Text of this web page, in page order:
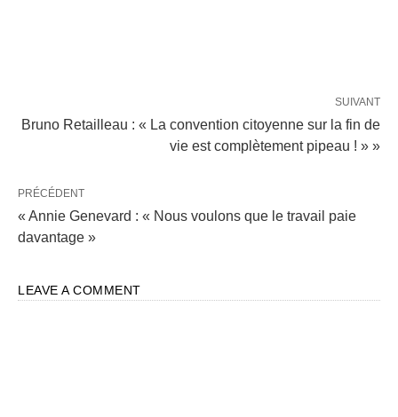
SUIVANT
Bruno Retailleau : « La convention citoyenne sur la fin de
vie est complètement pipeau ! » »
PRÉCÉDENT
« Annie Genevard : « Nous voulons que le travail paie
davantage »
LEAVE A COMMENT